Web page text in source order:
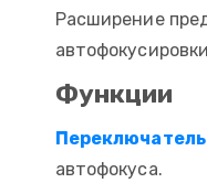
Расширение
Функции
автофокуса.